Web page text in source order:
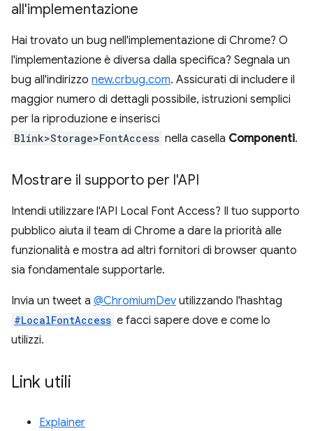
all'implementazione
Hai trovato un bug nell'implementazione di Chrome? O
l'implementazione è diversa dalla specifica? Segnala un
bug all'indirizzo new.crbug.com. Assicurati di includere il
maggior numero di dettagli possibile, istruzioni semplici
per la riproduzione e inserisci
Blink>Storage>FontAccess nella casella Componenti.
Mostrare il supporto per l'API
Intendi utilizzare l'API Local Font Access? Il tuo supporto
pubblico aiuta il team di Chrome a dare la priorità alle
funzionalità e mostra ad altri fornitori di browser quanto
sia fondamentale supportarle.
Invia un tweet a @ChromiumDev utilizzando l'hashtag
#LocalFontAccess e facci sapere dove e come lo
utilizzi.
Link utili
Explainer